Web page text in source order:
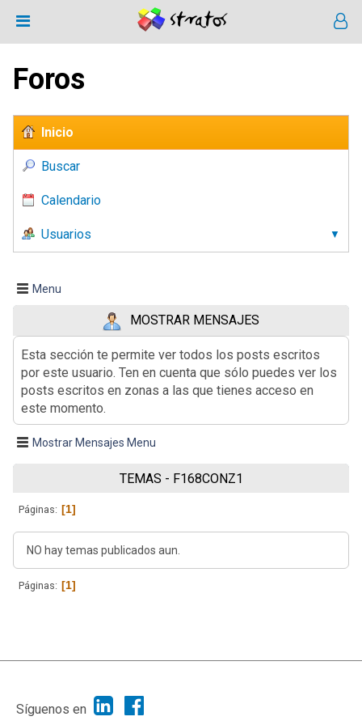
Foros
Inicio
Buscar
Calendario
Usuarios
Menu
MOSTRAR MENSAJES
Esta sección te permite ver todos los posts escritos
por este usuario. Ten en cuenta que sólo puedes ver los
posts escritos en zonas a las que tienes acceso en
este momento.
Mostrar Mensajes Menu
TEMAS - F168CONZ1
Páginas 1
NO hay temas publicados aun.
Páginas 1
|
Síguenos en